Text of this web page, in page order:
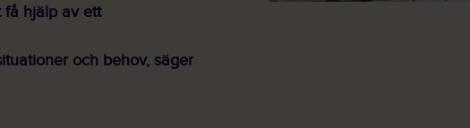
få hjälp av ett
och behov, säger